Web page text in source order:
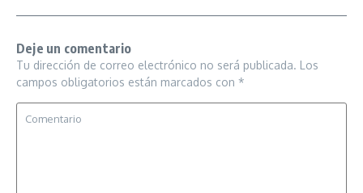
Deje un comentario
Tu dirección de correo electrónico no será publicada. Los
campos obligatorios están marcados con *